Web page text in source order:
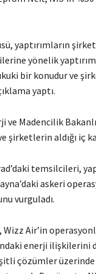
yaptırımların
yönelik
bir konudur ve
yaptı.
ve Madencilik
şirketlerin aldığı iç
temsilcileri,
askeri
vurguladı.
Air’in
enerji ilişkilerini
çözümler üzerinde